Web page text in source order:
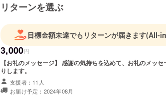
リターンを選ぶ
目標金額未達でもリターンが届きます(All-
3,000円
【お礼のメッセージ】 感謝の気持ちを込めて、お礼のメッ
りします。
支援者：11人
お届け予定：2024年08月